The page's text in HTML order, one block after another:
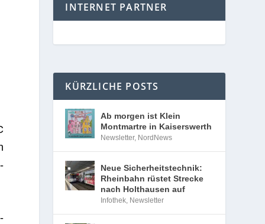
INTERNET PARTNER
KÜRZLICHE POSTS
Ab morgen ist Klein
Montmartre in Kaiserswerth
Newsletter, NordNews
Neue Sicherheitstechnik:
Rheinbahn rüstet Strecke
nach Holthausen auf
Infothek, Newsletter